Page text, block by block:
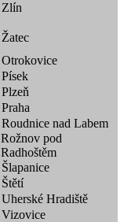
Zlín
Žatec
Otrokovice
Písek
Plzeň
Praha
Roudnice nad Labem
Rožnov pod
Radhoštěm
Šlapanice
Štětí
Uherské Hradiště
Vizovice